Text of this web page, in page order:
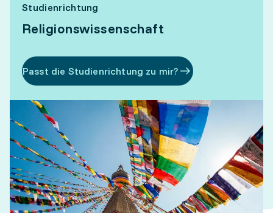
Studienrichtung
Religionswissenschaft
Passt die Studienrichtung zu mir?